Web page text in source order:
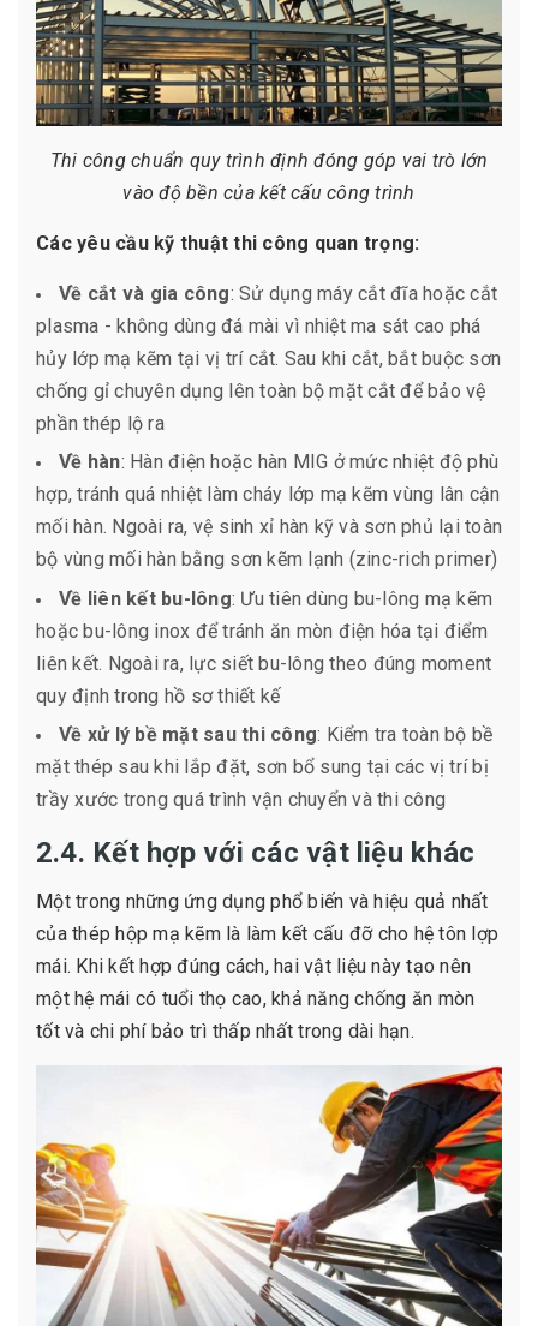
Thi công chuẩn quy trình định đóng góp vai trò lớn
vào độ bền của kết cấu công trình
Các yêu cầu kỹ thuật thi công quan trọng:
Về cắt và gia công: Sử dụng máy cắt đĩa hoặc cắt
plasma - không dùng đá mài vì nhiệt ma sát cao phá
hủy lớp mạ kẽm tại vị trí cắt. Sau khi cắt, bắt buộc sơn
chống gỉ chuyên dụng lên toàn bộ mặt cắt để bảo vệ
phần thép lộ ra
Về hàn: Hàn điện hoặc hàn MIG ở mức nhiệt độ phù
hợp, tránh quá nhiệt làm cháy lớp mạ kẽm vùng lân cận
mối hàn. Ngoài ra, vệ sinh xỉ hàn kỹ và sơn phủ lại toàn
bộ vùng mối hàn bằng sơn kẽm lạnh (zinc-rich primer)
Về liên kết bu-lông: Ưu tiên dùng bu-lông mạ kẽm
hoặc bu-lông inox để tránh ăn mòn điện hóa tại điểm
liên kết. Ngoài ra, lực siết bu-lông theo đúng moment
quy định trong hồ sơ thiết kế
Về xử lý bề mặt sau thi công: Kiểm tra toàn bộ bề
mặt thép sau khi lắp đặt, sơn bổ sung tại các vị trí bị
trầy xước trong quá trình vận chuyển và thi công
2.4. Kết hợp với các vật liệu khác
Một trong những ứng dụng phổ biến và hiệu quả nhất
của thép hộp mạ kẽm là làm kết cấu đỡ cho hệ tôn lợp
mái. Khi kết hợp đúng cách, hai vật liệu này tạo nên
một hệ mái có tuổi thọ cao, khả năng chống ăn mòn
tốt và chi phí bảo trì thấp nhất trong dài hạn.